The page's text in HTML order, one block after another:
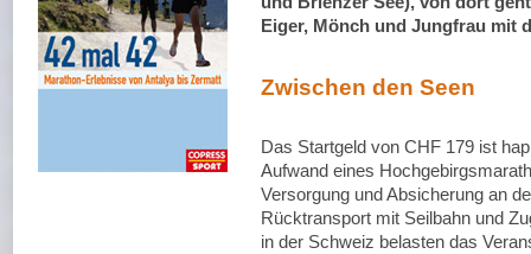
Eiger, Mönch und Jungfrau mit
Zwischen den Seen
Das Startgeld von CHF 179 ist
Aufwand eines
Versorgung und Absicherung an
Rücktransport mit Seilbahn und
in der Schweiz belasten das